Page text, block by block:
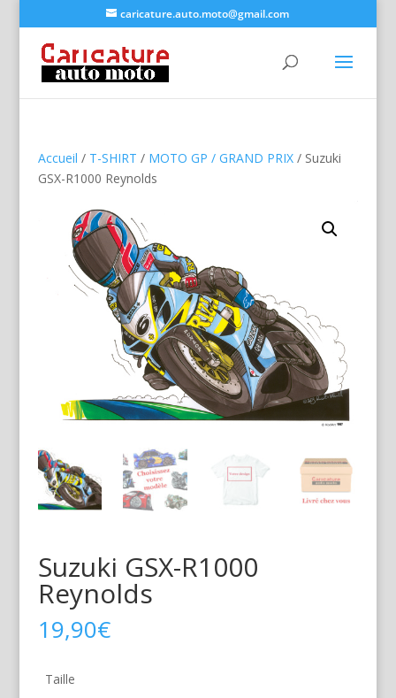
caricature.auto.moto@gmail.com
Accueil / T-SHIRT / MOTO GP / GRAND PRIX/ Suzuki
GSX-R1000 Reynolds
Suzuki GSX-R1000
Reynolds
19,90€
Taille